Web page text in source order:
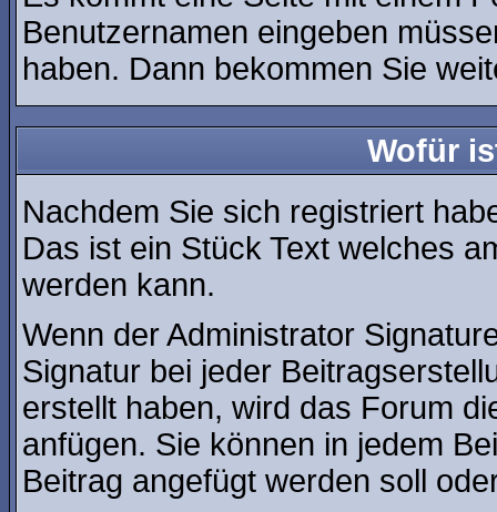
Benutzernamen eingeben
haben. Dann bekommen Sie
Wofür
Nachdem Sie sich registriert
Das ist ein Stück Text welches
werden kann.
Wenn der Administrator
Signatur bei jeder
erstellt haben, wird das Forum
anfügen. Sie können in jedem
Beitrag angefügt werden soll